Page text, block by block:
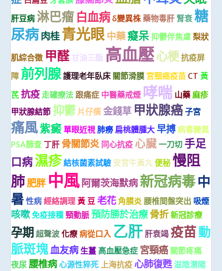
肝豆病 淋巴瘤 白血病 δ變異株 藥物毒肝 腎衰 糖
尿病肉桂青光眼 中藥癡呆 抑鬱伴焦慮 梨狀
肌綜合徵 甲醛 甘油三酯 高血壓心梗 抗疫屏
障 前列腺護理老年臥床 關節滑膜 宮頸癌疫苗 CT 黃
芪 抗疫 走罐療法 跟痛症 中醫藥戒煙 哮喘 山藥 麻疹
甲狀腺結節 抑鬱 片仔癀 金錢草 甲狀腺癌 子宮
痛風紫癜 單眼近視 肺癆 扁桃體腫大 早搏病毒變異
PSA篩查 丁肝 骨關節炎 同心抗疫 心臟 一刀切 手足
口病濕疹結核菌素試驗 安宮牛黃丸 便秘 慢阻
肺肥胖 中風阿爾茨海默病新冠病毒中
暑 性病 經絡調理 黃 豆 老花 角膜炎 腰椎間盤突出 吸煙
咳嗽免疫接種 頸動脈 預防勝於治療骨折新冠診療
孕期 超聲波 化療 病從口入 乙肝 肝衰竭 疫苗動
脈斑塊血友病生薑 高血壓急症 宮頸癌 關節疼痛
夜尿 腰椎病心源性猝死 上海抗疫 心肺復甦滋陰潛陽